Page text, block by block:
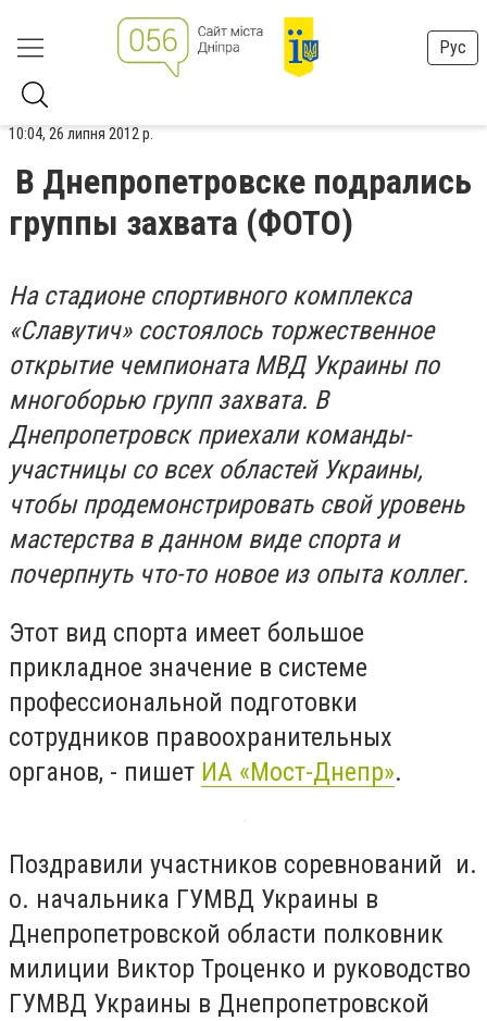
Рус
10:04, 26 липня 2012 р.
В Днепропетровске подрались
группы захвата (ФОТО)
На стадионе спортивного комплекса
«Славутич» состоялось торжественное
открытие чемпионата МВД Украины по
многоборью групп захвата. В
Днепропетровск приехали команды-
участницы со всех областей Украины,
чтобы продемонстрировать свой уровень
мастерства в данном виде спорта и
почерпнуть что-то новое из опыта коллег.
Этот вид спорта имеет большое
прикладное значение в системе
профессиональной подготовки
сотрудников правоохранительных
органов, - пишет ИА «Мост-Днепр».
Поздравили участников соревнований и.
о. начальника ГУМВД Украины в
Днепропетровской области полковник
милиции Виктор Троценко и руководство
ГУМВД Украины в Днепропетровской